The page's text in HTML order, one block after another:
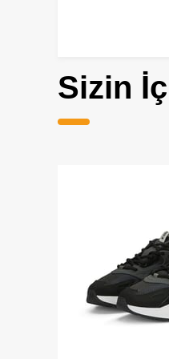
Sizin